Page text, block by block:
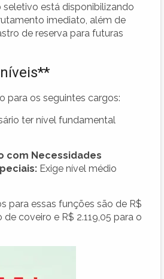
seletivo está disponibilizando
imediato, além de
de reserva para futuras
para os seguintes cargos:
ter nível fundamental
com Necessidades
Exige nível médio
para essas funções são de R$
de coveiro e R$ 2.119,05 para o